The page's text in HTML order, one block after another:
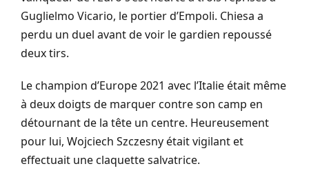
Guglielmo Vicario, le portier d’Empoli. Chiesa a
perdu un duel avant de voir le gardien repoussé
deux tirs.
Le champion d’Europe 2021 avec l’Italie était même
à deux doigts de marquer contre son camp en
détournant de la tête un centre. Heureusement
pour lui, Wojciech Szczesny était vigilant et
effectuait une claquette salvatrice.